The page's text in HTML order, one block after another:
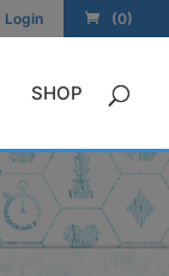
Login (0)
SHOP